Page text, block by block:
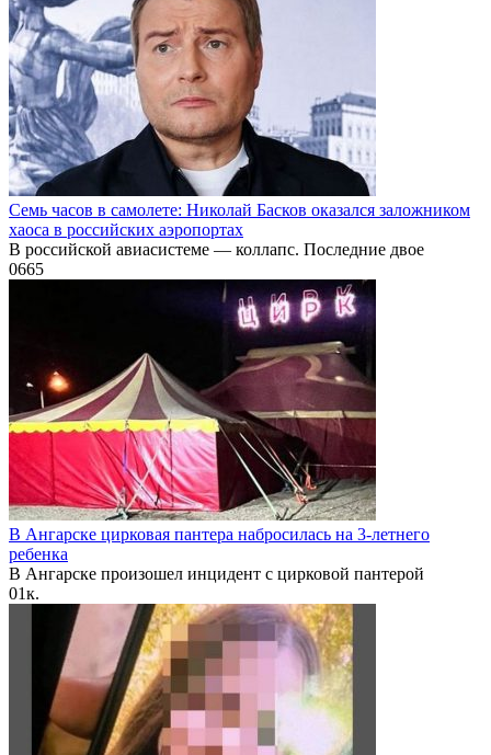
Семь часов в самолете: Николай Басков оказался заложником
хаоса в российских аэропортах
В российской авиасистеме — коллапс. Последние двое
0665
В Ангарске цирковая пантера набросилась на 3-летнего
ребенка
В Ангарске произошел инцидент с цирковой пантерой
01к.